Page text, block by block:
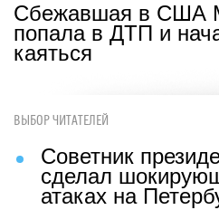
Сбежавшая в США
попала в ДТП и
каяться
ВЫБОР ЧИТАТЕЛЕЙ
Советник
сделал
атаках на